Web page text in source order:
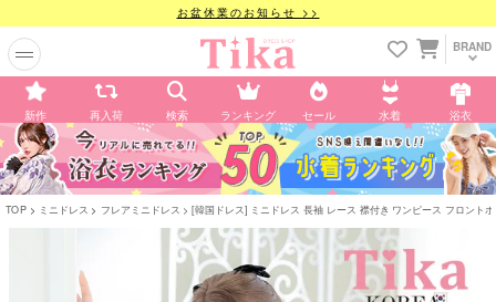
お盆休業のお知らせ >>
BRAND
新作 再入荷 検索 ランキング セール 水着 浴衣
TOP ミニドレス フレアミニドレス [韓国ドレス] ミニドレス 長袖 レース 襟付き ワンピース フロント